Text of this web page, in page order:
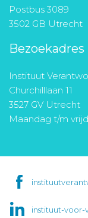
Postbus 3089
3502 GB Utrecht
Bezoekadres
Instituut
Churchilllaan 11
3527 GV Utrecht
Maandag t/m
instituut-